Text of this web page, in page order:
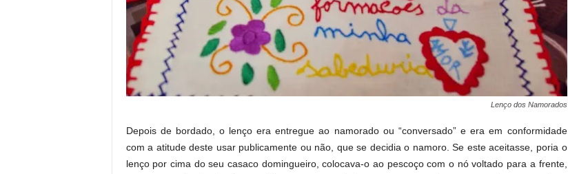
Lenço dos Namorados
Depois de bordado, o lenço era entregue ao namorado ou “conversado” e era em conformidade
com a atitude deste usar publicamente ou não, que se decidia o namoro. Se este aceitasse, poria o
lenço por cima do seu casaco domingueiro, colocava-o ao pescoço com o nó voltado para a frente,